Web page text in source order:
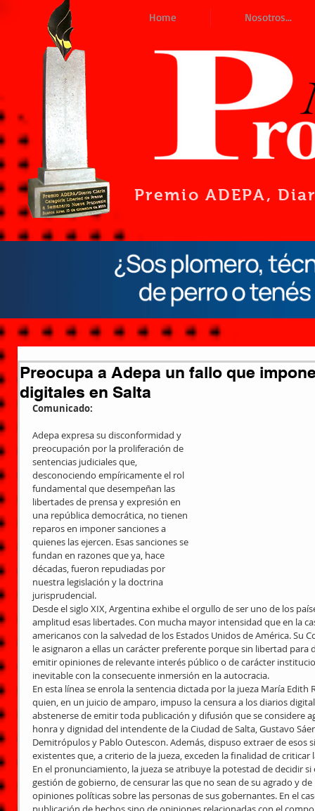
Home Nosotros...
Premio ADEPA,
Preocupa a Adepa un fallo que
digitales en Salta
Comunicado:
Adepa expresa su disconformidad y
preocupación por la proliferación de
sentencias judiciales que,
desconociendo empíricamente el rol
fundamental que desempeñan las
libertades de prensa y expresión en
una república democrática, no tienen
reparos en imponer sanciones a
quienes las ejercen. Esas sanciones se
fundan en razones que ya, hace
décadas, fueron repudiadas por
nuestra legislación y la doctrina
jurisprudencial.
Desde el siglo XIX, Argentina exhibe el orgullo de ser uno de los
amplitud esas libertades. Con mucha mayor intensidad que en la
americanos con la salvedad de los Estados Unidos de América. Su
le asignaron a ellas un carácter preferente porque sin libertad
emitir opiniones de relevante interés público o de carácter
inevitable con la consecuente inmersión en la autocracia.
En esta línea se enrola la sentencia dictada por la jueza María Edith
quien, en un juicio de amparo, impuso la censura a los diarios
abstenerse de emitir toda publicación y difusión que se considere
honra y dignidad del intendente de la Ciudad de Salta, Gustavo
Demitrópulos y Pablo Outescon. Además, dispuso extraer de esos
existentes que, a criterio de la jueza, exceden la finalidad de criticar
En el pronunciamiento, la jueza se atribuye la potestad de decidir
gestión de gobierno, de censurar las que no sean de su agrado y
opiniones políticas sobre las personas de sus gobernantes. En el